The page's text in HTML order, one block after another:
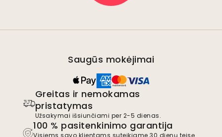
Saugūs mokėjimai
Greitas ir nemokamas
pristatymas
Užsakymai išsiunčiami per 2-5 dienas.
100 % pasitenkinimo garantija
Visiems savo klientams suteikiame 30 dienų teisę